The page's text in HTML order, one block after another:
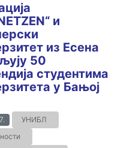
и
из Есена
50
студентима
у Бањој
УНИБЛ